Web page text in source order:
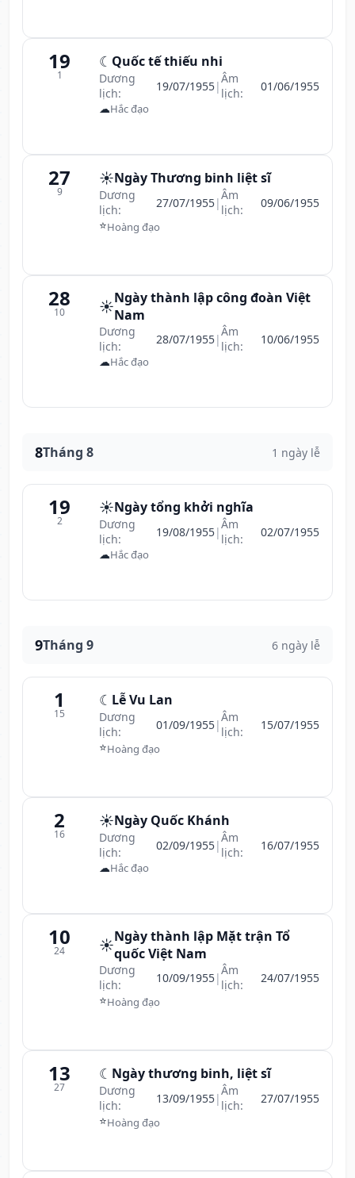
19
1
☾ Quốc tế thiếu nhi
Dương
lịch:
19/07/1955|Âm
lịch:
01/06/1955
☁Hắc đạo
27
9
☀️Ngày Thương binh liệt sĩ
Dương
lịch:
27/07/1955|Âm
lịch:
09/06/1955
⭐Hoàng đạo
28
10 ☀️Ngày thành lập công đoàn Việt
Nam
Dương
lịch:
28/07/1955|Âm
lịch:
10/06/1955
☁Hắc đạo
8Tháng 8 1 ngày lễ
19
2
☀️Ngày tổng khởi nghĩa
Dương
lịch:
19/08/1955|Âm
lịch:
02/07/1955
☁Hắc đạo
9Tháng 9 6 ngày lễ
1
15
☾ Lễ Vu Lan
Dương
lịch:
01/09/1955|Âm
lịch:
15/07/1955
⭐Hoàng đạo
2
16
☀️Ngày Quốc Khánh
Dương
lịch:
02/09/1955|Âm
lịch:
16/07/1955
☁Hắc đạo
10
24 ☀️Ngày thành lập Mặt trận Tổ
quốc Việt Nam
Dương
lịch:
10/09/1955|Âm
lịch:
24/07/1955
⭐Hoàng đạo
13
27
☾ Ngày thương binh, liệt sĩ
Dương
lịch:
13/09/1955|Âm
lịch:
27/07/1955
⭐Hoàng đạo